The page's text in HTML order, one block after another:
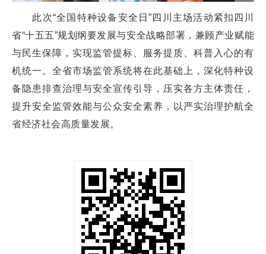
此次“全国特种设备安全日”四川主场活动紧扣四川
省“十五五”规划纲要发展与安全战略部署，兼顾产业赋能
与民生保障，实现监管提标、服务提质、科普入心的有
机统一。全省市场监管系统将在此基础上，深化特种设
备隐患排查治理与安全宣传引导，压实各方主体责任，
提升安全监管效能与公众安全素养，以严实治理护航全
省经济社会高质量发展。